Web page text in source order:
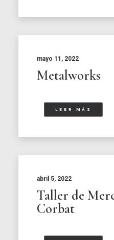
mayo 11, 2022
Metalworks
LEER MÁS
abril 5, 2022
Taller de
Corbat